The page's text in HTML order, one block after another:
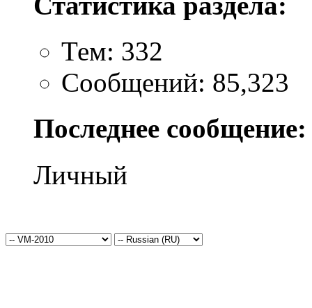
Тем: 332
Сообщений: 85,323
Последнее сообщение:
Личный